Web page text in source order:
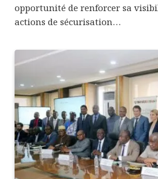
opportunité de renforcer sa
actions de sécurisation…